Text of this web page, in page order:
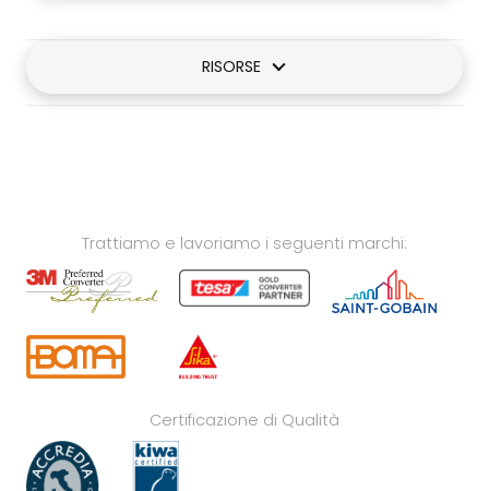
RISORSE
Trattiamo e lavoriamo i seguenti marchi:
Certificazione di Qualità